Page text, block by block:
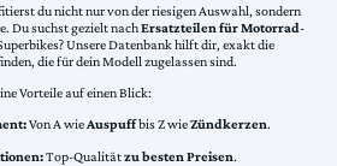
du nicht nur von der riesigen Auswahl, sondern
Du suchst gezielt nachErsatzteilen für Motorrad-
Unsere Datenbank hilft dir, exakt die
die für dein Modell zugelassen sind.
Vorteile auf einen Blick:
Von A wieAuspuffbis Z wieZündkerzen.
Top-Qualitätzu besten Preisen.